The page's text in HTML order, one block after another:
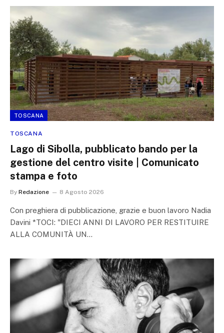
TOSCANA
TOSCANA
Lago di Sibolla, pubblicato bando per la
gestione del centro visite | Comunicato
stampa e foto
By Redazione 8 Agosto 2026
Con preghiera di pubblicazione, grazie e buon lavoro Nadia
Davini *TOCI: "DIECI ANNI DI LAVORO PER RESTITUIRE
ALLA COMUNITÀ UN…